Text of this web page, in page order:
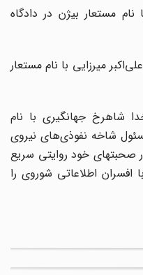
مستعار بیژن در دادگاه
میرزایی با نام مستعار
شاهرخ جهانگیری با نام
شاخه نفوذی‌های نیروی
خود روایتی سریع
اطلاعاتی شوروی را